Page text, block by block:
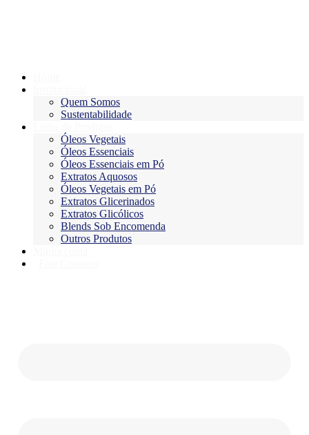
Quem Somos
Sustentabilidade
Óleos Vegetais
Óleos Essenciais
Óleos Essenciais em Pó
Extratos Aquosos
Óleos Vegetais em Pó
Extratos Glicerinados
Extratos Glicólicos
Blends Sob Encomenda
Outros Produtos